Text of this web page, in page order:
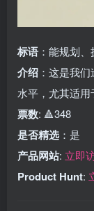
标语 ：能规划
介绍 ：这是我
水平，尤其适用
票数: 🔺348
是否精选 ：是
产品网站: 立即
Product Hunt: